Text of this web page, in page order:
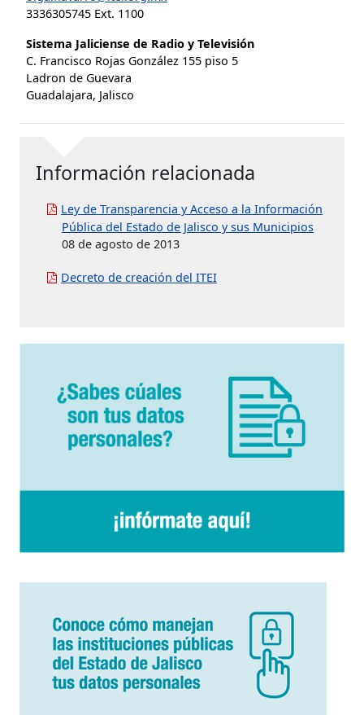
3336305745 Ext. 1100
Sistema Jaliciense de Radio y Televisión
C. Francisco Rojas González 155 piso 5
Ladron de Guevara
Guadalajara, Jalisco
Información relacionada
Ley de Transparencia y Acceso a la Información
Pública del Estado de Jalisco y sus Municipios
08 de agosto de 2013
Decreto de creación del ITEI